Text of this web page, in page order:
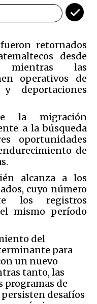
retornados
desde
mientras las
operativos de
deportaciones
la migración
a la búsqueda
oportunidades
de
alcanza a los
cuyo número
los registros
mismo período
del
para
un nuevo
tanto, las
programas de
desafíos